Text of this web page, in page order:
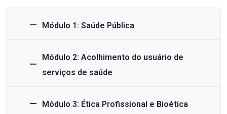
Módulo 1: Saúde Pública
Módulo 2: Acolhimento do usuário de
serviços de saúde
Módulo 3: Ética Profissional e Bioética